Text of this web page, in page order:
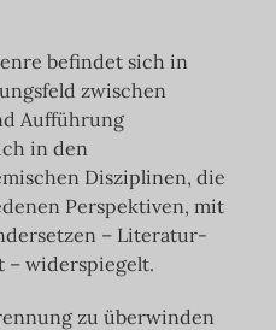
befindet sich in
zwischen
Aufführung
in den
Disziplinen, die
Perspektiven, mit
– Literatur-
– widerspiegelt.
zu überwinden